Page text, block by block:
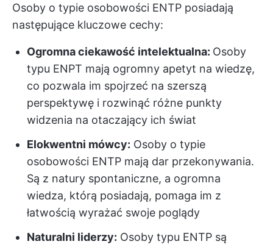
Osoby o typie osobowości ENTP posiadają
następujące kluczowe cechy:
Ogromna ciekawość intelektualna: Osoby
typu ENPT mają ogromny apetyt na wiedzę,
co pozwala im spojrzeć na szerszą
perspektywę i rozwinąć różne punkty
widzenia na otaczający ich świat
Elokwentni mówcy: Osoby o typie
osobowości ENTP mają dar przekonywania.
Są z natury spontaniczne, a ogromna
wiedza, którą posiadają, pomaga im z
łatwością wyrażać swoje poglądy
Naturalni liderzy: Osoby typu ENTP są